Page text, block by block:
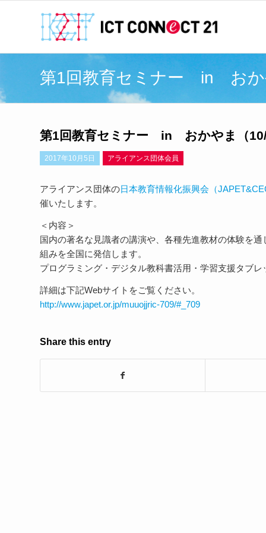
第1回教育セミナー in おか
第1回教育セミナー in おかやま（10/
2017年10月5日 アライアンス団体会員
アライアンス団体の日本教育情報化振興会（
催いたします。
＜内容＞
国内の著名な見識者の講演や、各種先進教材の体験を
組みを全国に発信します。
プログラミング・デジタル教科書活用・学習支援タブレ
詳細は下記Webサイトをご覧ください。
http://www.japet.or.jp/muuojjric-709/#_709
Share this entry